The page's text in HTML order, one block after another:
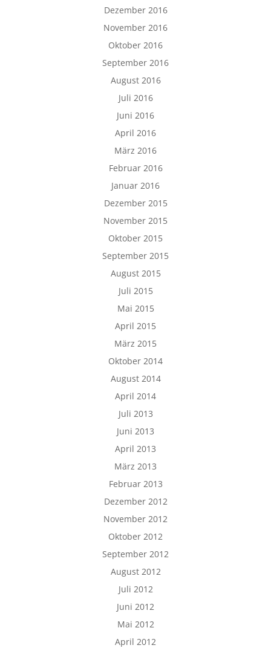
Dezember 2016
November 2016
Oktober 2016
September 2016
August 2016
Juli 2016
Juni 2016
April 2016
März 2016
Februar 2016
Januar 2016
Dezember 2015
November 2015
Oktober 2015
September 2015
August 2015
Juli 2015
Mai 2015
April 2015
März 2015
Oktober 2014
August 2014
April 2014
Juli 2013
Juni 2013
April 2013
März 2013
Februar 2013
Dezember 2012
November 2012
Oktober 2012
September 2012
August 2012
Juli 2012
Juni 2012
Mai 2012
April 2012